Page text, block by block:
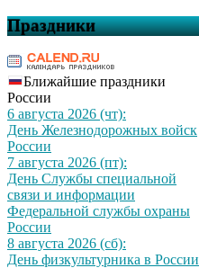
Праздники
Ближайшие праздники
России
6 августа 2026 (чт):
День Железнодорожных войск
России
7 августа 2026 (пт):
День Службы специальной
связи и информации
Федеральной службы охраны
России
8 августа 2026 (сб):
День физкультурника в России